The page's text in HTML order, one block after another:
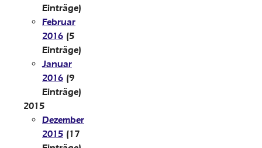
Einträge)
Februar
2016 (5
Einträge)
Januar
2016 (9
Einträge)
2015
Dezember
2015 (17